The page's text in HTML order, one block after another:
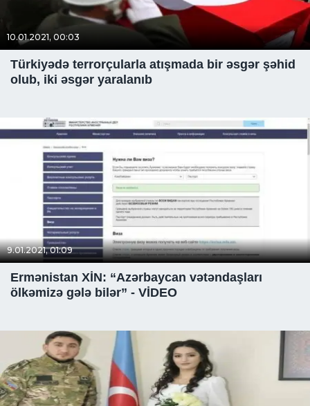
10.01.2021, 00:03
Türkiyədə terrorçularla atışmada bir əsgər şəhid
olub, iki əsgər yaralanıb
9.01.2021, 01:09
Ermənistan XİN: “Azərbaycan vətəndaşları
ölkəmizə gələ bilər” - VİDEO